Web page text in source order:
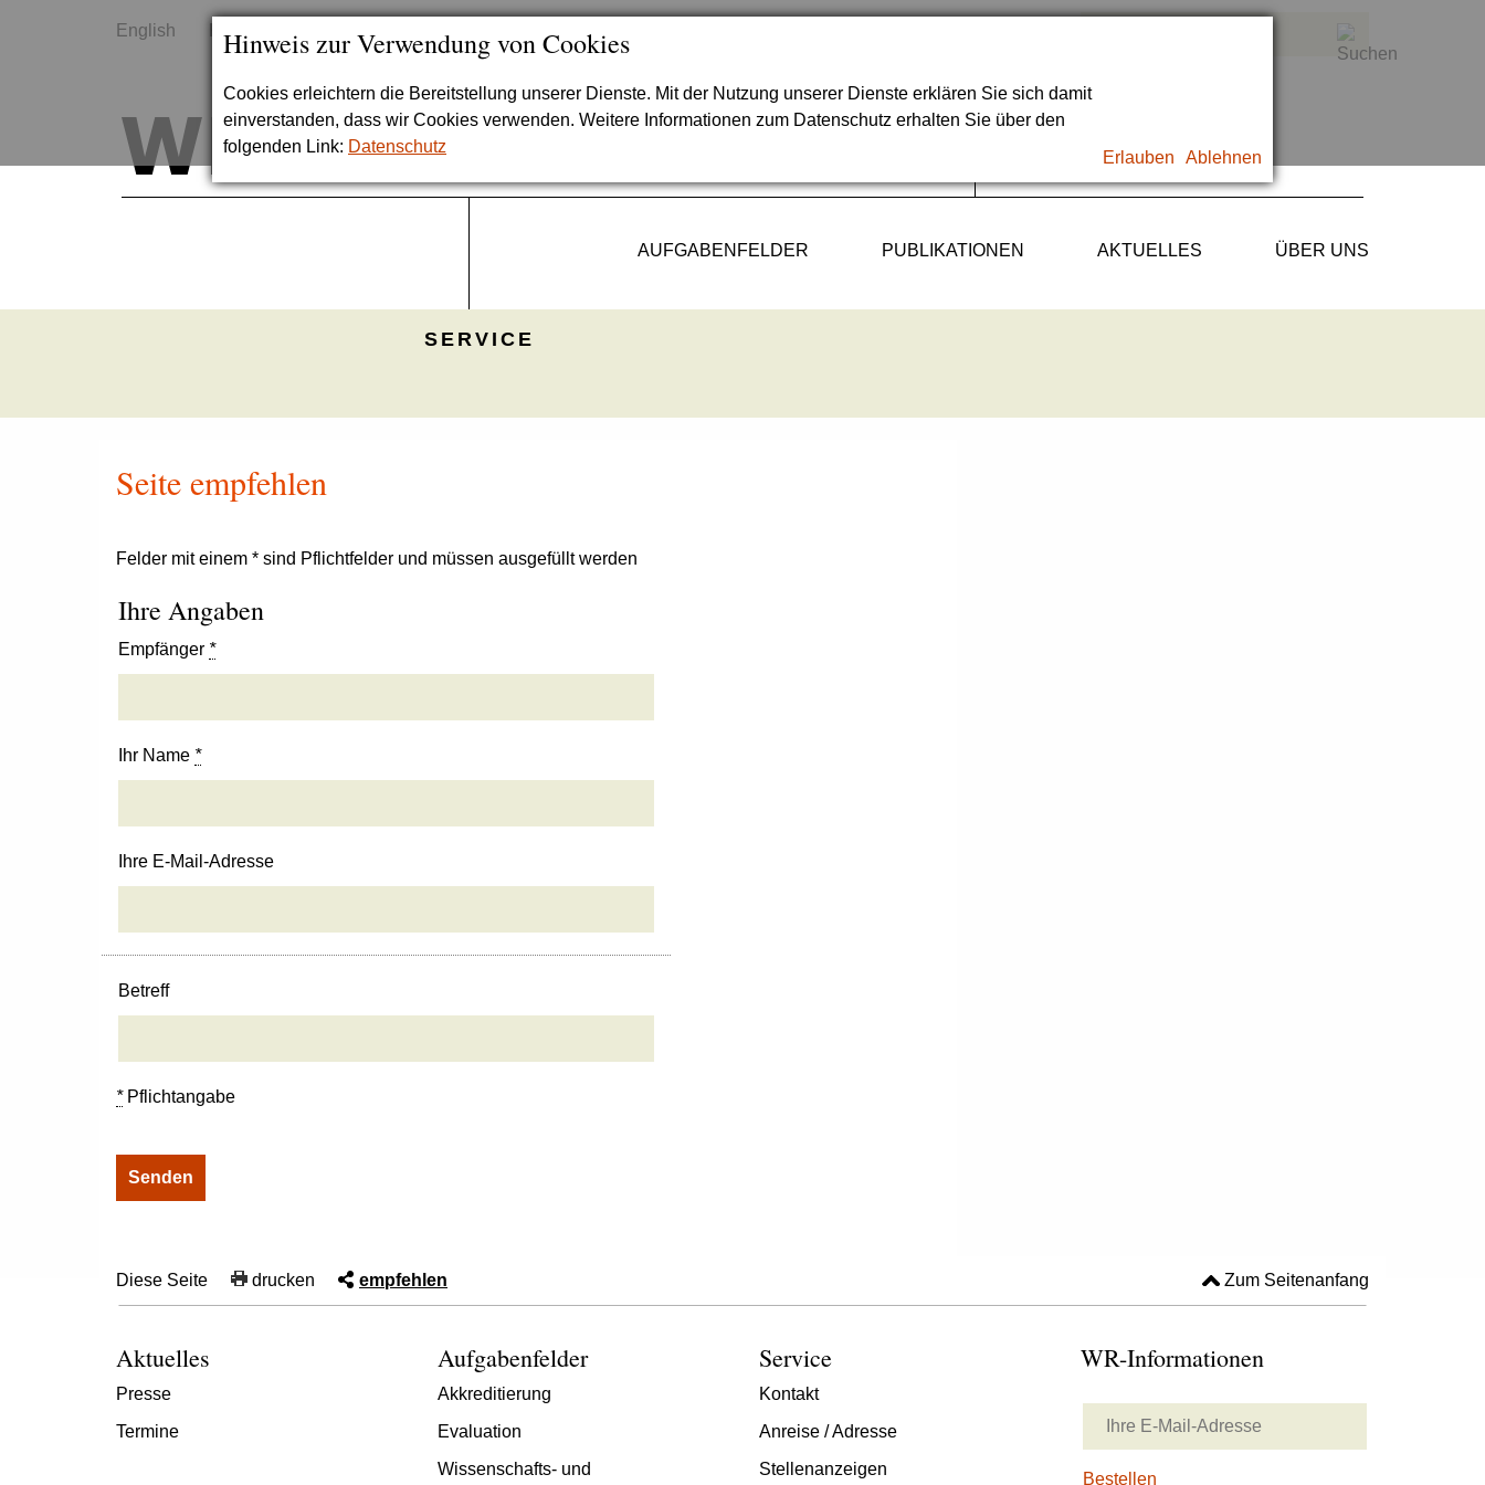
Hinweis zur Verwendung von Cookies
Cookies erleichtern die Bereitstellung unserer Dienste. Mit der Nutzung unserer Dienste erklären Sie sich damit
einverstanden, dass wir Cookies verwenden. Weitere Informationen zum Datenschutz erhalten Sie über den
folgenden Link: Datenschutz
Erlauben Ablehnen
English
AUFGABENFELDER PUBLIKATIONEN AKTUELLES ÜBER UNS
SERVICE
Seite empfehlen
Felder mit einem * sind Pflichtfelder und müssen ausgefüllt werden
Ihre Angaben
Empfänger *
Ihr Name *
Ihre E-Mail-Adresse
Betreff
*Pflichtangabe
Diese Seite drucken empfehlen Zum Seitenanfang
Aktuelles
Presse
Termine
Aufgabenfelder
Akkreditierung
Evaluation
Wissenschafts- und
Service
Kontakt
Anreise / Adresse
Stellenanzeigen
WR-Informationen